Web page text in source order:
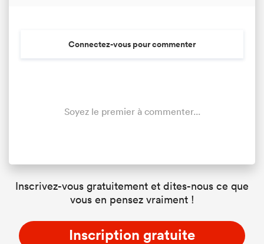
Connectez-vous pour commenter
Soyez le premier à commenter...
Inscrivez-vous gratuitement et dites-nous ce que
vous en pensez vraiment !
Inscription gratuite